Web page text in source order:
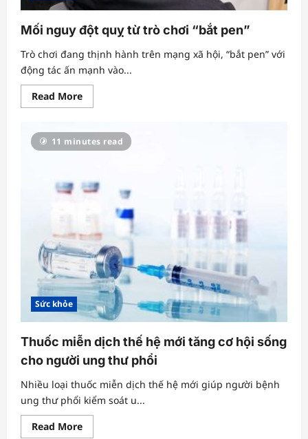
Mối nguy đột quỵ từ trò chơi “bắt pen”
Trò chơi đang thịnh hành trên mạng xã hội, “bắt pen” với
động tác ấn mạnh vào...
Read MoreRead
more
nguy
đột
quỵ
chơi
“bắt
11 minutes read
Sức khỏe
Thuốc miễn dịch thế hệ mới tăng cơ hội sống
cho người ung thư phổi
Nhiều loại thuốc miễn dịch thế hệ mới giúp người bệnh
ung thư phổi kiểm soát u...
Read MoreRead
more